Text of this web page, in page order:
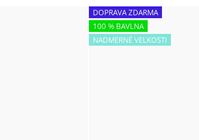
DOPRAVA ZDARMA
100 % BAVLNA
NADMERNÉ VEĽKOSTI